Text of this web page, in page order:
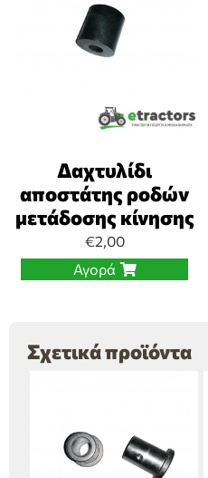
Δαχτυλίδι
αποστάτης ροδών
μετάδοσης κίνησης
€2,00
Αγορά
Σχετικά προϊόντα